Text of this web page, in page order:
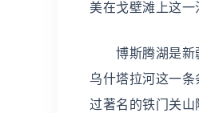
美在戈壁滩上这一
博斯腾湖是新疆
乌什塔拉河这一
过著名的铁门关